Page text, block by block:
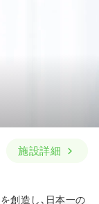
施設詳細
創造し､日本一の